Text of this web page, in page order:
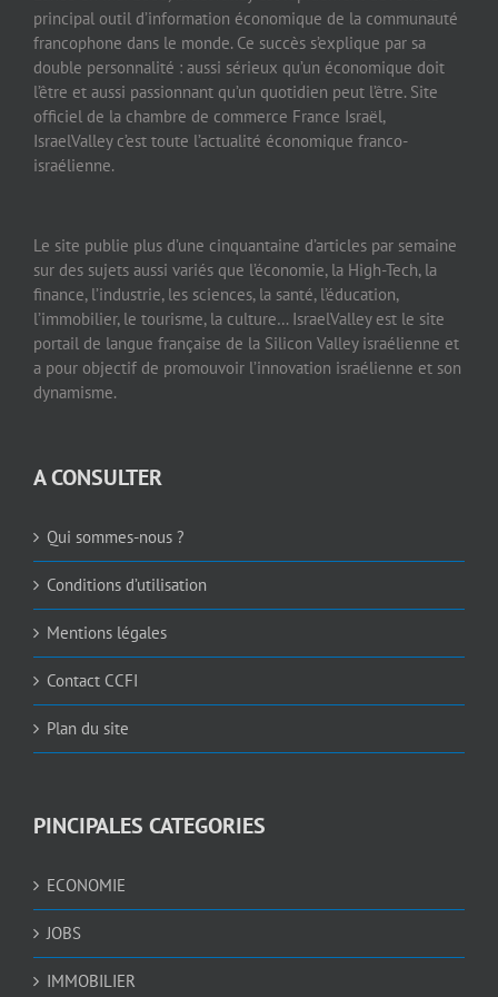
principal outil d’information économique de la communauté
francophone dans le monde. Ce succès s’explique par sa
double personnalité : aussi sérieux qu’un économique doit
l’être et aussi passionnant qu’un quotidien peut l’être. Site
officiel de la chambre de commerce France Israël,
IsraelValley c’est toute l’actualité économique franco-
israélienne.
Le site publie plus d’une cinquantaine d’articles par semaine
sur des sujets aussi variés que l’économie, la High-Tech, la
finance, l’industrie, les sciences, la santé, l’éducation,
l’immobilier, le tourisme, la culture… IsraelValley est le site
portail de langue française de la Silicon Valley israélienne et
a pour objectif de promouvoir l’innovation israélienne et son
dynamisme.
A CONSULTER
Qui sommes-nous ?
Conditions d’utilisation
Mentions légales
Contact CCFI
Plan du site
PINCIPALES CATEGORIES
ECONOMIE
JOBS
IMMOBILIER